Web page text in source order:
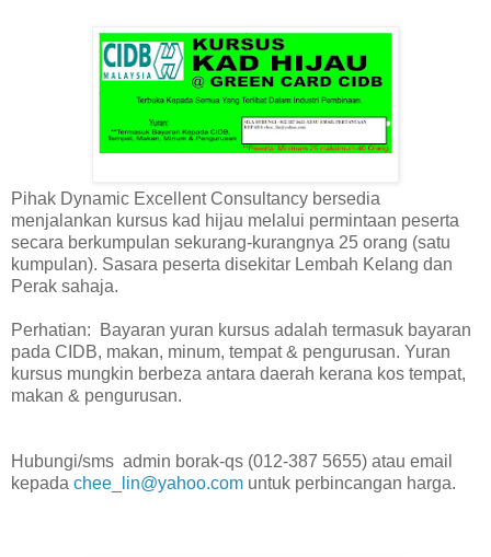
Pihak Dynamic Excellent Consultancy bersedia
menjalankan kursus kad hijau melalui permintaan peserta
secara berkumpulan sekurang-kurangnya 25 orang (satu
kumpulan). Sasara peserta disekitar Lembah Kelang dan
Perak sahaja.
Perhatian: Bayaran yuran kursus adalah termasuk bayaran
pada CIDB, makan, minum, tempat & pengurusan. Yuran
kursus mungkin berbeza antara daerah kerana kos tempat,
makan & pengurusan.
Hubungi/sms admin borak-qs (012-387 5655) atau email
kepada chee_lin@yahoo.com untuk perbincangan harga.